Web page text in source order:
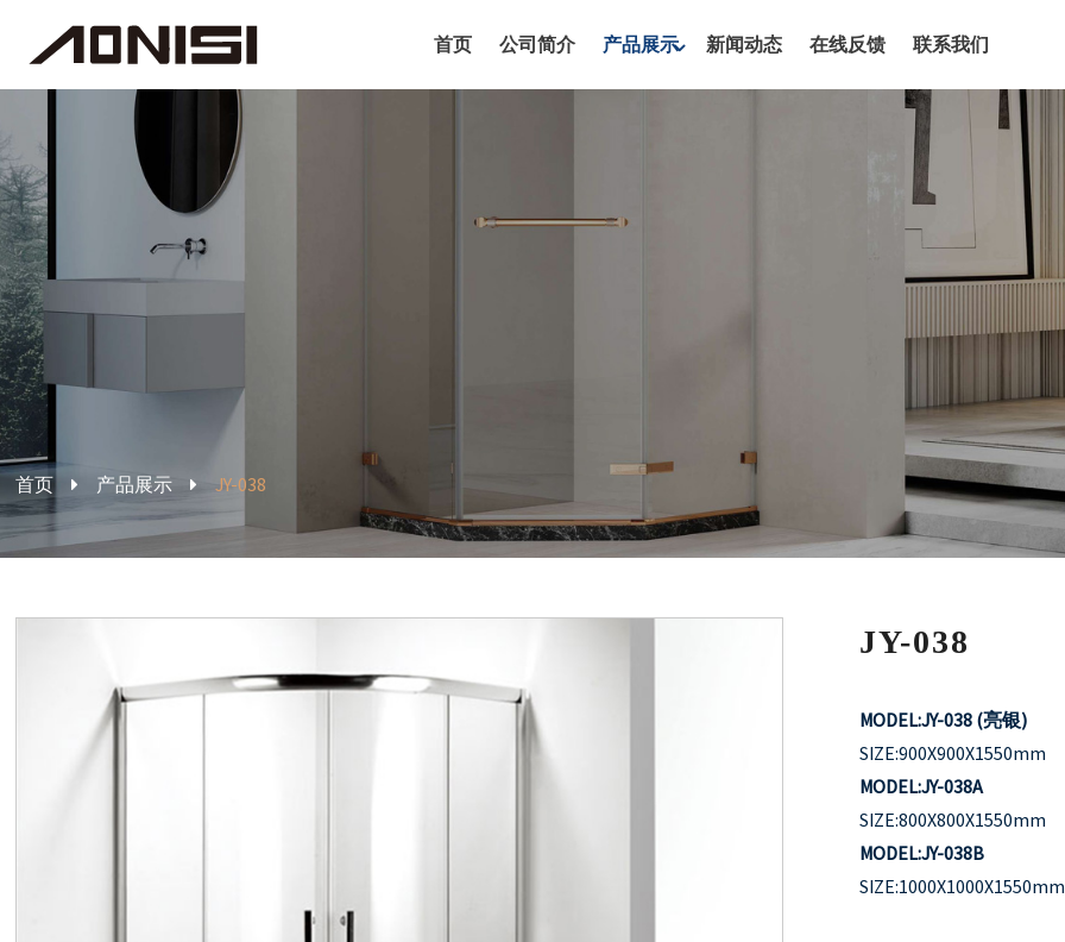
首页 公司简介 产品展示 新闻动态 在线反馈 联系我们
首页 产品展示 JY-038
JY-038
MODEL:JY-038 (亮银)
SIZE:900X900X1550mm
MODEL:JY-038A
SIZE:800X800X1550mm
MODEL:JY-038B
SIZE:1000X1000X1550mm